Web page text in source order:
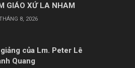
GIÁO XỨ LA NHAM
8, 2026
giảng của Lm. Peter Lê
Quang